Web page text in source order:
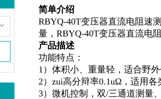
简单介绍
RBYQ-40T变压器直流电阻速
量，RBYQ-40T变压器直流电
产品描述
功能特点：
1）体积小、重量轻，适合野外
2）zui高分辩率0.1uΩ，适用各
3）微机控制，双/三通道测量